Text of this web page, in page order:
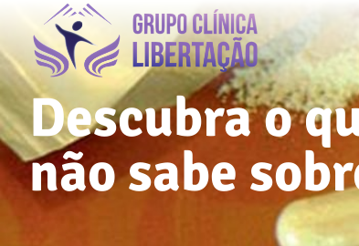
Descubra o
não sabe